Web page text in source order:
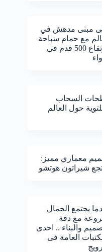
مبنى مدهش في
مع حمام سباحة
بارتفاع 500 قدم في
السحاب
حول العالم
معماري مميز:
شيراتون هوتشو
يجتمع الجمال
مع دقة
والبناء .. احدى
العامة فى